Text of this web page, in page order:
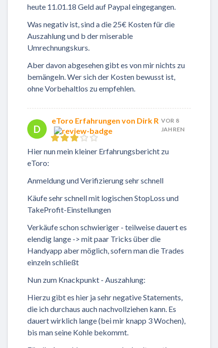
heute 11.01.18 Geld auf Paypal eingegangen.
Was negativ ist, sind a die 25€ Kosten für die
Auszahlung und b der miserable
Umrechnungskurs.
Aber davon abgesehen gibt es von mir nichts zu
bemängeln. Wer sich der Kosten bewusst ist,
ohne Vorbehaltlos zu empfehlen.
D
eToro Erfahrungen von Dirk R VOR 8
JAHREN
Hier nun mein kleiner Erfahrungsbericht zu
eToro:
Anmeldung und Verifizierung sehr schnell
Käufe sehr schnell mit logischen StopLoss und
TakeProfit-Einstellungen
Verkäufe schon schwieriger - teilweise dauert es
elendig lange -> mit paar Tricks über die
Handyapp aber möglich, sofern man die Trades
einzeln schließt
Nun zum Knackpunkt - Auszahlung:
Hierzu gibt es hier ja sehr negative Statements,
die ich durchaus auch nachvollziehen kann. Es
dauert wirklich lange (bei mir knapp 3 Wochen),
bis man seine Kohle bekommt.